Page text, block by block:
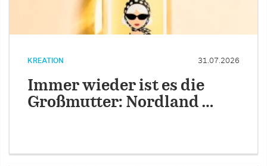
KREATION 31.07.2026
Immer wieder ist es die
Großmutter: Nordland …